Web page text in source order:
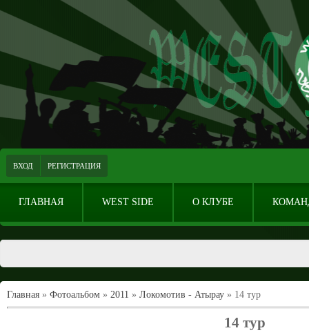
ВХОД РЕГИСТРАЦИЯ
ГЛАВНАЯ WEST SIDE О КЛУБЕ
Главная » Фотоальбом » 2011 » Локомотив - Атырау » 14 тур
14 тур